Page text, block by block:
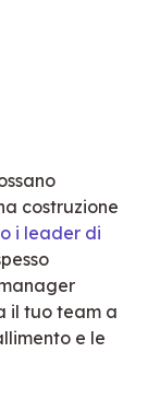
costruzione
i leader di
il tuo team a
e le